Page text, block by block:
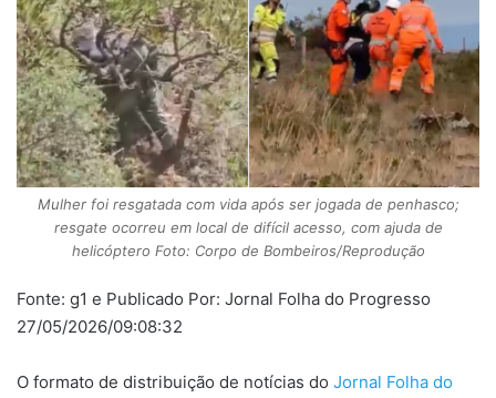
Mulher foi resgatada com vida após ser jogada de penhasco;
resgate ocorreu em local de difícil acesso, com ajuda de
helicóptero Foto: Corpo de Bombeiros/Reprodução
Fonte: g1 e Publicado Por: Jornal Folha do Progresso
27/05/2026/09:08:32
O formato de distribuição de notícias do Jornal Folha do